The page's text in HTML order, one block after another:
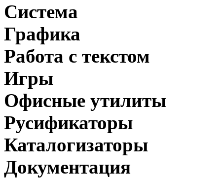
Система
Графика
Работа с текстом
Игры
Офисные утилиты
Русификаторы
Каталогизаторы
Документация